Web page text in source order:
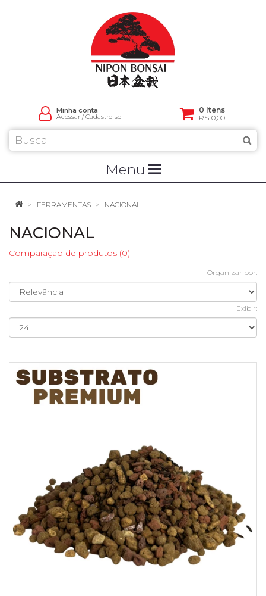
Minha conta
Acessar/Cadastre-se
0 Itens
R$ 0,00
Menu
FERRAMENTAS NACIONAL
NACIONAL
Comparação de produtos (0)
Organizar por:
Exibir: